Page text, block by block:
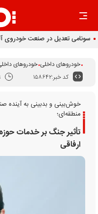
خودروهای داخلی خودروهای
کد خبر:۱۵۸۶۴۲
خوش‌بینی و بدبینی به آینده
منطقه‌ای؛
تأثیر جنگ بر خدمات حوزه
ارفاقی